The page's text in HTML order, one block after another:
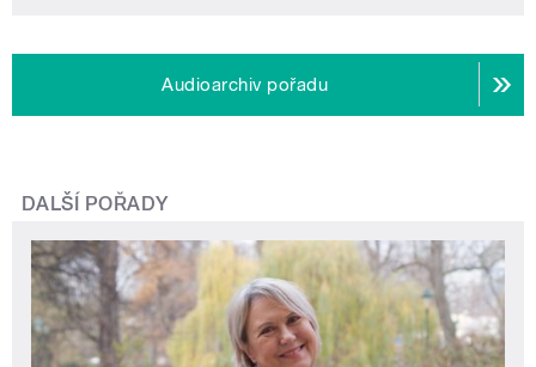
Audioarchiv pořadu
DALŠÍ POŘADY